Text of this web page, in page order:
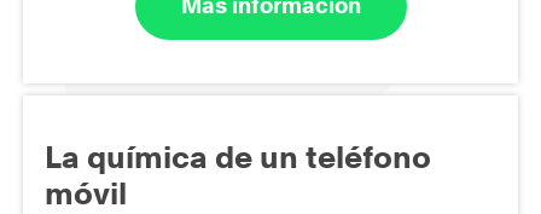
Más información
La química de un teléfono
móvil